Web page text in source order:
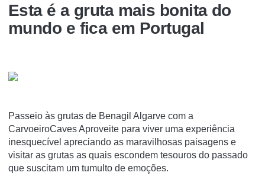
Esta é a gruta mais bonita do
mundo e fica em Portugal
Passeio às grutas de Benagil Algarve com a
CarvoeiroCaves Aproveite para viver uma experiência
inesquecível apreciando as maravilhosas paisagens e
visitar as grutas as quais escondem tesouros do passado
que suscitam um tumulto de emoções.